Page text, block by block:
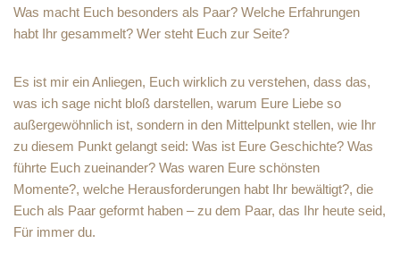
Was macht Euch besonders als Paar? Welche Erfahrungen
habt Ihr gesammelt? Wer steht Euch zur Seite?
Es ist mir ein Anliegen, Euch wirklich zu verstehen, dass das,
was ich sage nicht bloß darstellen, warum Eure Liebe so
außergewöhnlich ist, sondern in den Mittelpunkt stellen, wie Ihr
zu diesem Punkt gelangt seid: Was ist Eure Geschichte? Was
führte Euch zueinander? Was waren Eure schönsten
Momente?, welche Herausforderungen habt Ihr bewältigt?, die
Euch als Paar geformt haben – zu dem Paar, das Ihr heute seid,
Für immer du.